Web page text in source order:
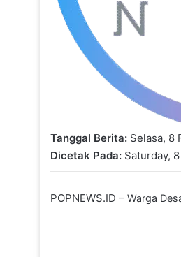
Tanggal Berita: Selasa, 8
Dicetak Pada: Saturday,
POPNEWS.ID – Warga